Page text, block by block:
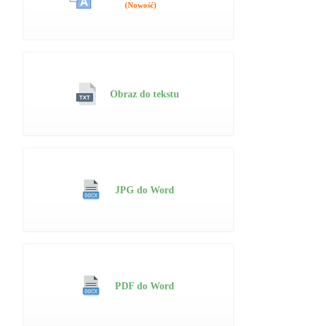
(Nowość)
Obraz do tekstu
JPG do Word
PDF do Word